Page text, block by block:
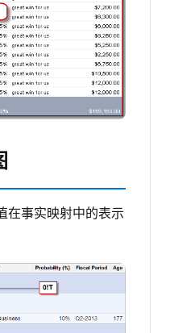
在事实映射中的表示